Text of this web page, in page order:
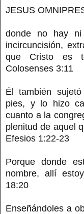
JESUS
donde no hay
incircuncisión,
que Cristo es
Colosenses 3:11
Él también
pies, y lo hizo
cuanto a la
plenitud de aquel
Efesios 1:22-23
Porque donde
nombre, allí
18:20
Enseñándoles a